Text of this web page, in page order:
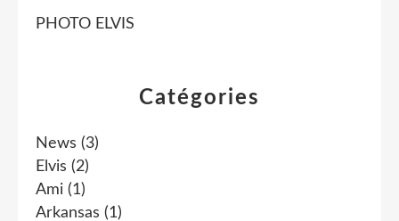
Catégories
News (3)
Elvis (2)
Ami (1)
Arkansas (1)
PHOTO ELVIS